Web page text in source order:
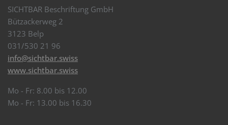
SICHTBAR Beschriftung GmbH
Bützackerweg 2
3123 Belp
031/530 21 96
info@sichtbar.swiss
www.sichtbar.swiss
Mo - Fr: 8.00 bis 12.00
Mo - Fr: 13.00 bis 16.30